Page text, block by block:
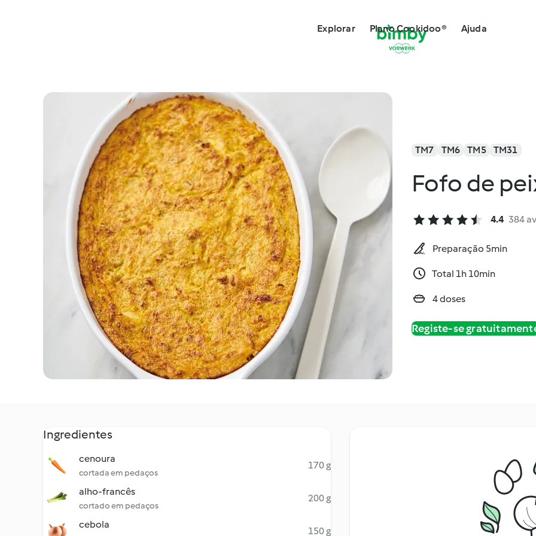
Explorar Plano Cookidoo® Ajuda
TM7 TM6 TM5 TM31
Fofo de
4.4 384
Preparação 5min
Total 1h 10min
4 doses
Registe-se
Ingredientes
cenoura
cortada em pedaços
170 g
alho-francês
cortado em pedaços
200 g
cebola
150 g